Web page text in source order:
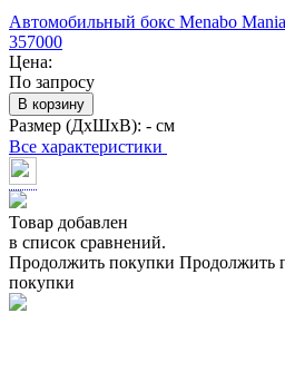
Автомобильный бокс Menabo
357000
Цена:
По запросу
В корзину
Размер (ДхШхВ): - см
Все характеристики
Товар добавлен
в список сравнений.
Продолжить покупки Продолжить
покупки